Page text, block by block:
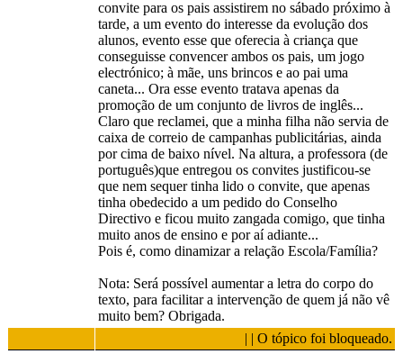
convite para os pais assistirem no sábado próximo à
tarde, a um evento do interesse da evolução dos
alunos, evento esse que oferecia à criança que
conseguisse convencer ambos os pais, um jogo
electrónico; à mãe, uns brincos e ao pai uma
caneta... Ora esse evento tratava apenas da
promoção de um conjunto de livros de inglês...
Claro que reclamei, que a minha filha não servia de
caixa de correio de campanhas publicitárias, ainda
por cima de baixo nível. Na altura, a professora (de
português)que entregou os convites justificou-se
que nem sequer tinha lido o convite, que apenas
tinha obedecido a um pedido do Conselho
Directivo e ficou muito zangada comigo, que tinha
muito anos de ensino e por aí adiante...
Pois é, como dinamizar a relação Escola/Família?
Nota: Será possível aumentar a letra do corpo do
texto, para facilitar a intervenção de quem já não vê
muito bem? Obrigada.
| | O tópico foi bloqueado.